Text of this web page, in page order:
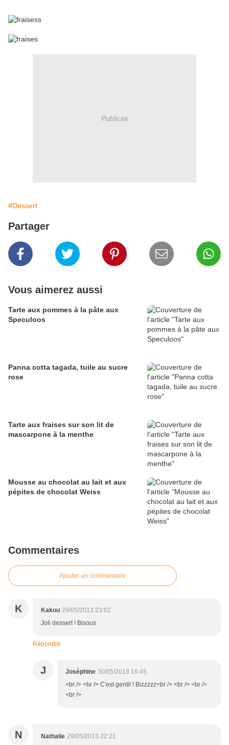
Publicité
#Dessert
Partager
Vous aimerez aussi
Tarte aux pommes à la pâte aux
Speculoos
Panna cotta tagada, tuile au sucre
rose
Tarte aux fraises sur son lit de
mascarpone à la menthe
Mousse au chocolat au lait et aux
pépites de chocolat Weiss
Commentaires
Ajouter un commentaire
K Kakou 29/05/2013 23:02
Joli dessert ! Bisous
Répondre
J Joséphine 30/05/2013 16:45
<br /> <br /> C'est gentil ! Bizzzzz<br /> <br /> <br />
<br />
N Nathalie 29/05/2013 22:21